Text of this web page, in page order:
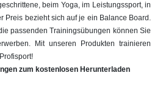
beim Yoga, im Leistungssport, in
Preis bezieht sich auf je ein Balance Board.
passenden Trainingsübungen können Sie
Mit unseren Produkten trainieren
zum kostenlosen Herunterladen